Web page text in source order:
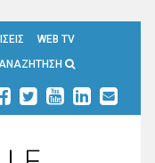
WEB TV
ΑΝΑΖΗΤΗΣΗ